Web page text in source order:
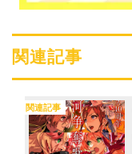
関連記事
関連記事